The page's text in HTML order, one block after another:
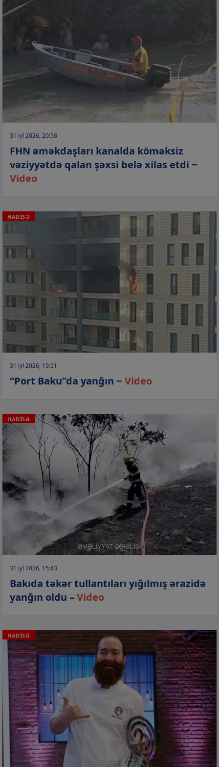
31 iyl 2026, 20:56
FHN əməkdaşları kanalda köməksiz
vəziyyətdə qalan şəxsi belə xilas etdi −
Video
HADİSƏ
31 iyl 2026, 19:51
“Port Baku”da yanğın − Video
HADİSƏ
31 iyl 2026, 15:43
Bakıda təkər tullantıları yığılmış ərazidə
yanğın oldu –Video
HADİSƏ